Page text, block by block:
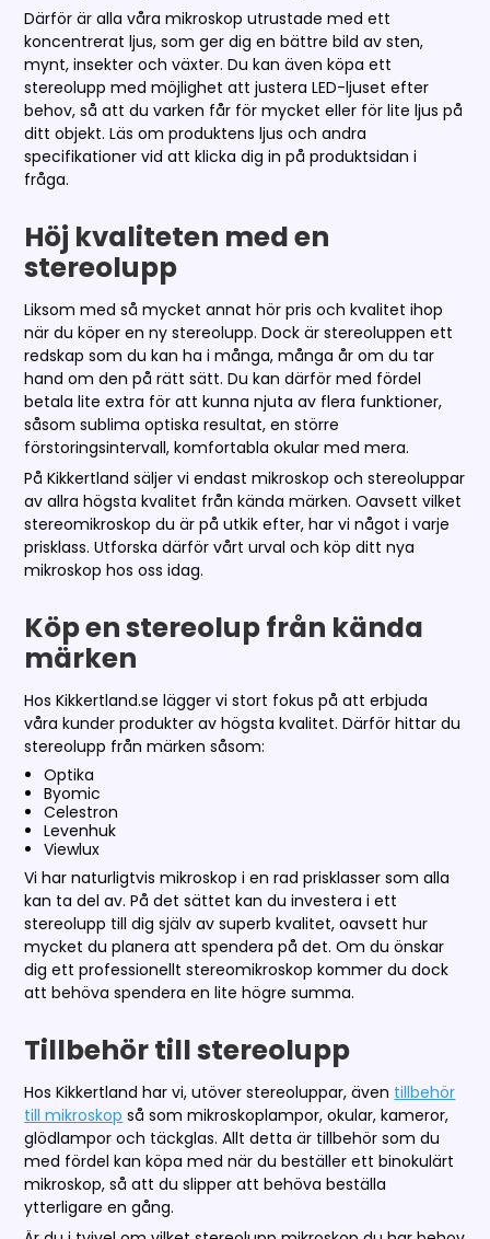
Därför är alla våra mikroskop utrustade med ett
koncentrerat ljus, som ger dig en bättre bild av sten,
mynt, insekter och växter. Du kan även köpa ett
stereolupp med möjlighet att justera LED-ljuset efter
behov, så att du varken får för mycket eller för lite ljus på
ditt objekt. Läs om produktens ljus och andra
specifikationer vid att klicka dig in på produktsidan i
fråga.
Höj kvaliteten med en
stereolupp
Liksom med så mycket annat hör pris och kvalitet ihop
när du köper en ny stereolupp. Dock är stereoluppen ett
redskap som du kan ha i många, många år om du tar
hand om den på rätt sätt. Du kan därför med fördel
betala lite extra för att kunna njuta av flera funktioner,
såsom sublima optiska resultat, en större
förstoringsintervall, komfortabla okular med mera.
På Kikkertland säljer vi endast mikroskop och stereoluppar
av allra högsta kvalitet från kända märken. Oavsett vilket
stereomikroskop du är på utkik efter, har vi något i varje
prisklass. Utforska därför vårt urval och köp ditt nya
mikroskop hos oss idag.
Köp en stereolup från kända
märken
Hos Kikkertland.se lägger vi stort fokus på att erbjuda
våra kunder produkter av högsta kvalitet. Därför hittar du
stereolupp från märken såsom:
Optika
Byomic
Celestron
Levenhuk
Viewlux
Vi har naturligtvis mikroskop i en rad prisklasser som alla
kan ta del av. På det sättet kan du investera i ett
stereolupp till dig själv av superb kvalitet, oavsett hur
mycket du planera att spendera på det. Om du önskar
dig ett professionellt stereomikroskop kommer du dock
att behöva spendera en lite högre summa.
Tillbehör till stereolupp
Hos Kikkertland har vi, utöver stereoluppar, även tillbehör
till mikroskop så som mikroskoplampor, okular, kameror,
glödlampor och täckglas. Allt detta är tillbehör som du
med fördel kan köpa med när du beställer ett binokulärt
mikroskop, så att du slipper att behöva beställa
ytterligare en gång.